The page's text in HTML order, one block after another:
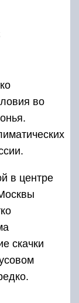
во
в центре
скачки